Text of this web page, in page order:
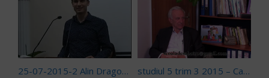
25-07-2015-2 Alin Dragomir studiul 5 trim 3 2015 – Captivii ca misionari